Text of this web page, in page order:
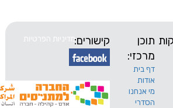
קישורים: מדיניות הפרטיות